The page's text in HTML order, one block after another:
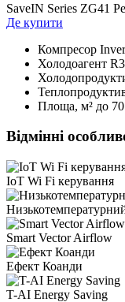
SaveIN Series ZG41
Де купити
Компресор
Холодоагент
Площа, м² до 70
Відмінні
IoT Wi Fi керування
Smart Vector Airflow
Ефект Коанди
T-AI Energy Saving